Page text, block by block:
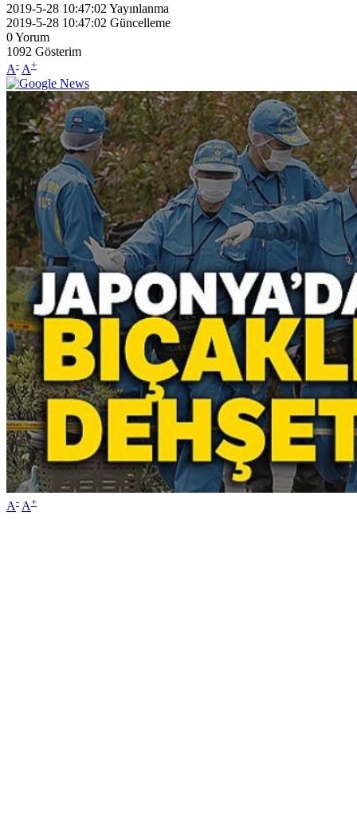
2019-5-28 10:47:02 Yayınlanma
2019-5-28 10:47:02 Güncelleme
0Yorum
1092 Gösterim
A- A+
A- A+